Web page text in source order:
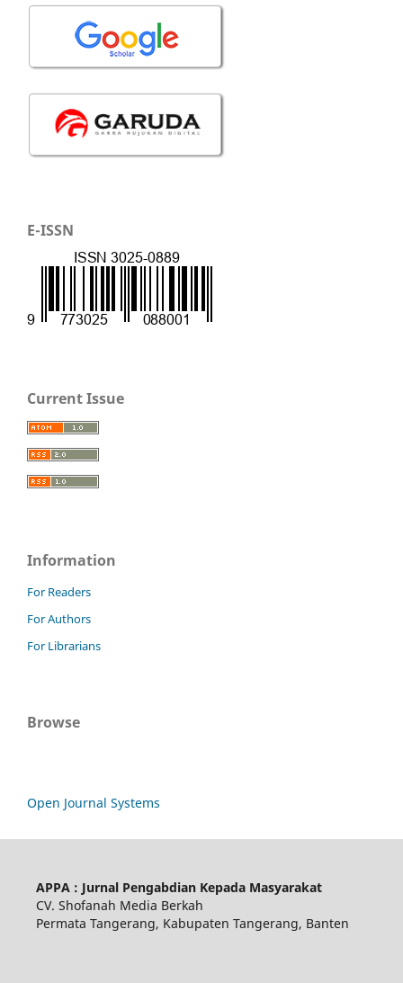
E-ISSN
Current Issue
Information
For Readers
For Authors
For Librarians
Browse
Open Journal Systems
APPA : Jurnal Pengabdian Kepada Masyarakat
CV. Shofanah Media Berkah
Permata Tangerang, Kabupaten Tangerang, Banten